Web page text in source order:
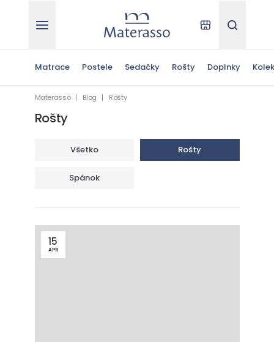
Materasso Kde kúpiťHľadať
Matrace Postele Sedačky Rošty Doplnky
Materasso Blog Rošty
Rošty
Všetko Rošty
Spánok
15
APR